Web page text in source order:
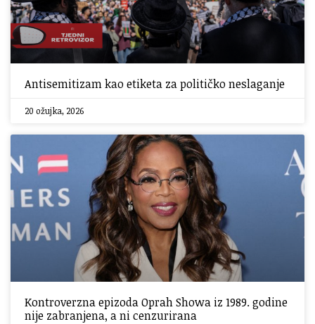
Antisemitizam kao etiketa za političko neslaganje
20 ožujka, 2026
Kontroverzna epizoda Oprah Showa iz 1989. godine
nije zabranjena, a ni cenzurirana